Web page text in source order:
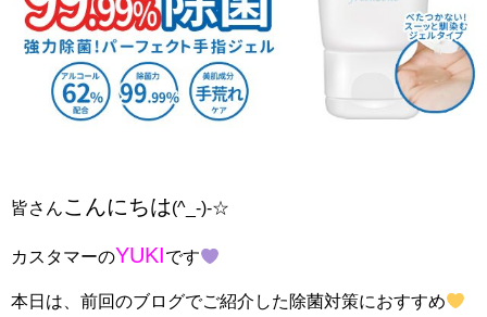
皆さんこんにちは(^_-)-☆
カスタマーのYUKIです
本日は、前回のブログでご紹介した除菌対策におすすめ